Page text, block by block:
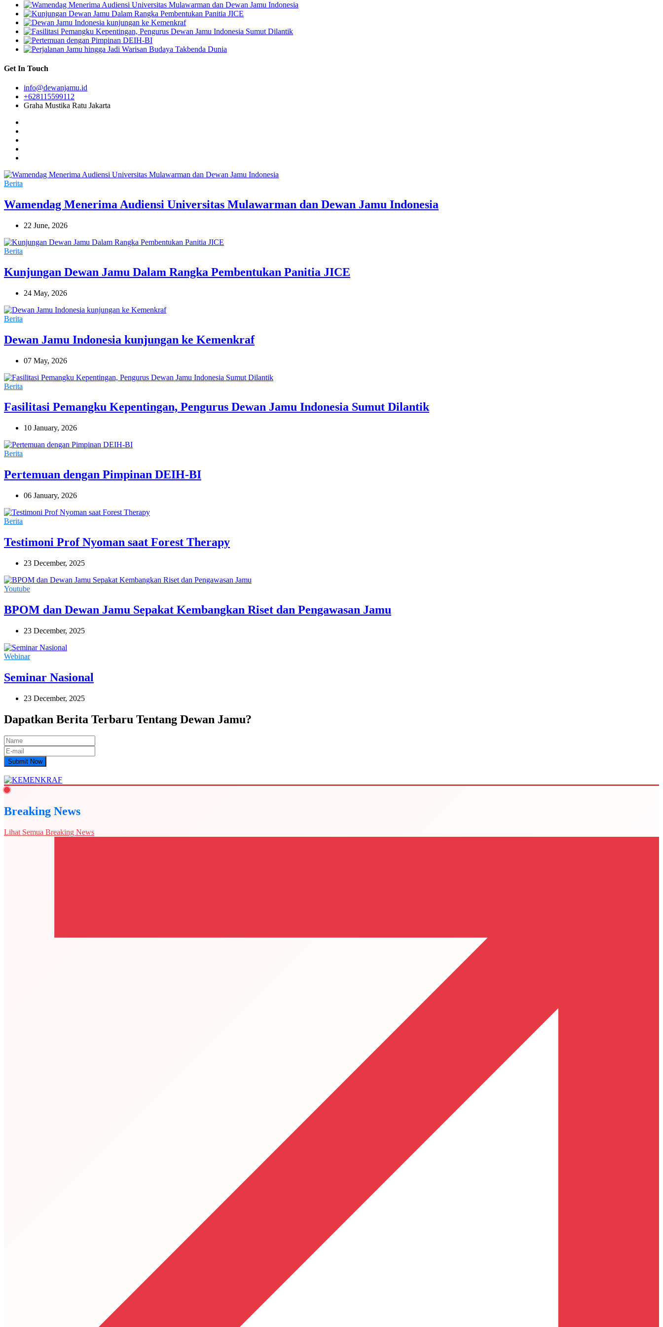
Get In Touch
info@dewanjamu.id
+628115599112
Graha Mustika Ratu Jakarta
Berita
Wamendag Menerima Audiensi Universitas Mulawarman dan Dewan Jamu Indonesia
22 June, 2026
Berita
Kunjungan Dewan Jamu Dalam Rangka Pembentukan Panitia JICE
24 May, 2026
Berita
Dewan Jamu Indonesia kunjungan ke Kemenkraf
07 May, 2026
Berita
Fasilitasi Pemangku Kepentingan, Pengurus Dewan Jamu Indonesia Sumut Dilantik
10 January, 2026
Berita
Pertemuan dengan Pimpinan DEIH-BI
06 January, 2026
Berita
Testimoni Prof Nyoman saat Forest Therapy
23 December, 2025
Youtube
BPOM dan Dewan Jamu Sepakat Kembangkan Riset dan Pengawasan Jamu
23 December, 2025
Webinar
Seminar Nasional
23 December, 2025
Dapatkan Berita Terbaru Tentang Dewan Jamu?
Submit Now
Breaking News
Lihat Semua Breaking News